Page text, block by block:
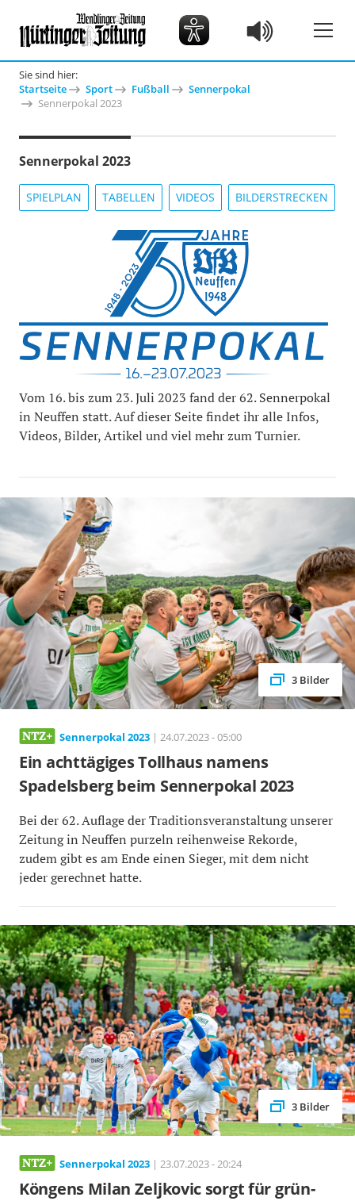
Sie sind hier:
Startseite
Sport Fußball
Sennerpokal
Sennerpokal 2023
Sennerpokal 2023
SPIELPLAN TABELLEN VIDEOS BILDERSTRECKEN
Vom 16. bis zum 23. Juli 2023 fand der 62. Sennerpokal
in Neuffen statt. Auf dieser Seite findet ihr alle Infos,
Videos, Bilder, Artikel und viel mehr zum Turnier.
3 Bilder
Sennerpokal 2023 | 24.07.2023 - 05:00
Ein achttägiges Tollhaus namens
Spadelsberg beim Sennerpokal 2023
Bei der 62. Auflage der Traditionsveranstaltung unserer
Zeitung in Neuffen purzeln reihenweise Rekorde,
zudem gibt es am Ende einen Sieger, mit dem nicht
jeder gerechnet hatte.
3 Bilder
Sennerpokal 2023 | 23.07.2023 - 20:24
Köngens Milan Zeljkovic sorgt für grün-